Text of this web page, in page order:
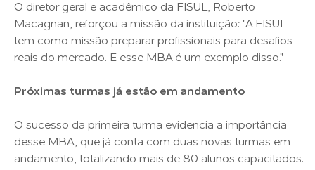
O diretor geral e acadêmico da FISUL, Roberto
Macagnan, reforçou a missão da instituição: "A FISUL
tem como missão preparar profissionais para desafios
reais do mercado. E esse MBA é um exemplo disso."
Próximas turmas já estão em andamento
O sucesso da primeira turma evidencia a importância
desse MBA, que já conta com duas novas turmas em
andamento, totalizando mais de 80 alunos capacitados.